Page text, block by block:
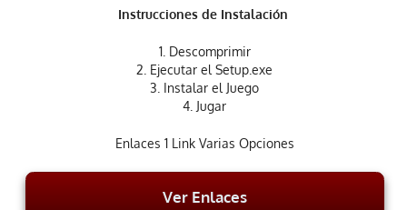
Instrucciones de Instalación
1. Descomprimir
2. Ejecutar el Setup.exe
3. Instalar el Juego
4. Jugar
Enlaces 1 Link Varias Opciones
Ver Enlaces